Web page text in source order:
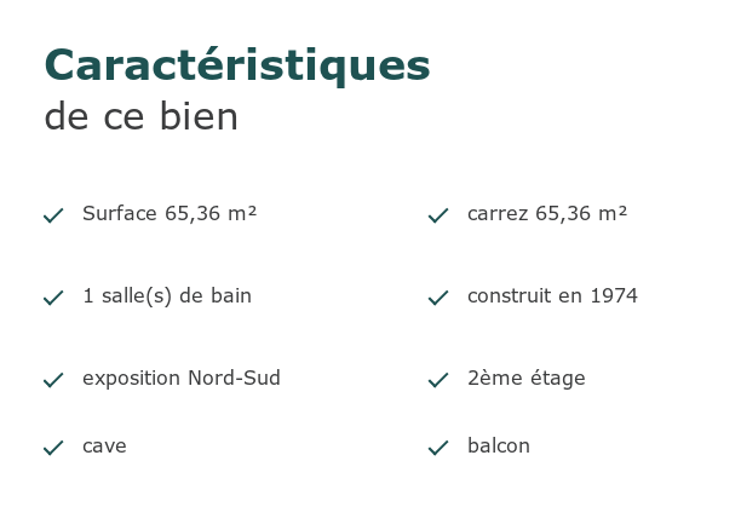
Caractéristiques
de ce bien
Surface 65,36 m² carrez 65,36 m²
1 salle(s) de bain construit en 1974
exposition Nord-Sud 2ème étage
cave balcon